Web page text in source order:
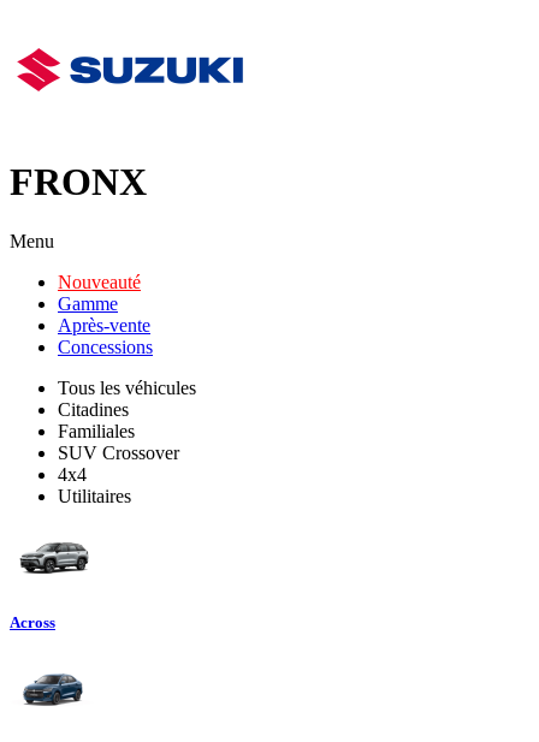
FRONX
Menu
Nouveauté
Gamme
Après-vente
Concessions
Tous les véhicules
Citadines
Familiales
SUV Crossover
4x4
Utilitaires
Across